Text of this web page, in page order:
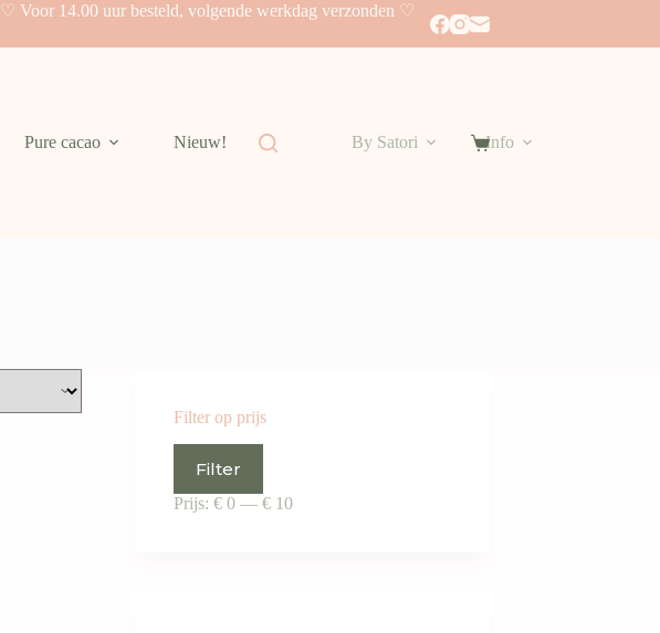
♡ Voor 14.00 uur besteld, volgende werkdag verzonden ♡
Pure cacao Nieuw! By Satori Info
Shopping
Filter op prijs
prijs
prijsFilter
Prijs: € 0— € 10